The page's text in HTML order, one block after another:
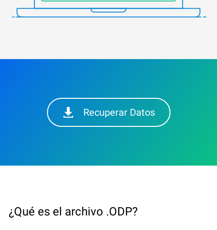
Recuperar Datos
¿Qué es el archivo .ODP?